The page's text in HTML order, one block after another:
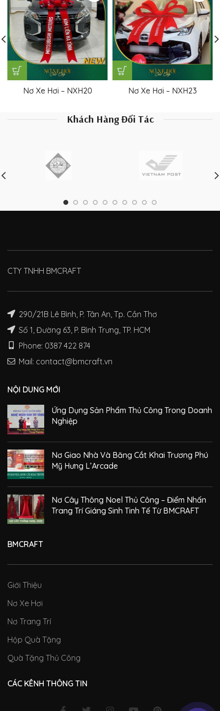
Nơ Xe Hơi – NXH20 Nơ Xe Hơi – NXH23
Khách Hàng Đối Tác
CTY TNHH BMCRAFT
290/21B Lê Bình, P. Tân An, Tp. Cần Thơ
Số 1, Đường 63, P. Bình Trưng, TP. HCM
Phone: 0387 422 874
Mail: contact@bmcraft.vn
NỘI DUNG MỚI
Ứng Dụng Sản Phẩm Thủ Công Trong Doanh
Nghiệp
Nơ Giao Nhà Và Băng Cắt Khai Trương Phú
Mỹ Hưng L’Arcade
Nơ Cây Thông Noel Thủ Công – Điểm Nhấn
Trang Trí Giáng Sinh Tinh Tế Từ BMCRAFT
BMCRAFT
Giới Thiệu
Nơ Xe Hơi
Nơ Trang Trí
Hộp Quà Tặng
Quà Tặng Thủ Công
CÁC KÊNH THÔNG TIN